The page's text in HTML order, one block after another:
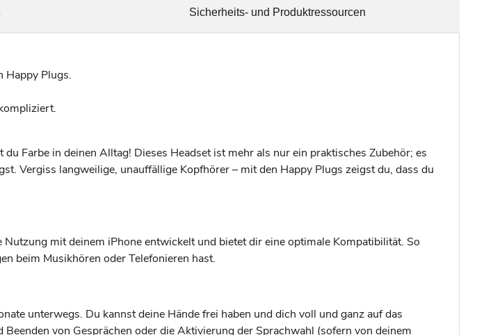
Happy Plugs.
Farbe in deinen Alltag! Dieses Headset ist mehr als nur ein praktisches Zubehör; es
Vergiss langweilige, unauffällige Kopfhörer – mit den Happy Plugs zeigst du, dass du
mit deinem iPhone entwickelt und bietet dir eine optimale Kompatibilität. So
beim Musikhören oder Telefonieren hast.
unterwegs. Du kannst deine Hände frei haben und dich voll und ganz auf das
von Gesprächen oder die Aktivierung der Sprachwahl (sofern von deinem
Sicherheits- und Produktressourcen